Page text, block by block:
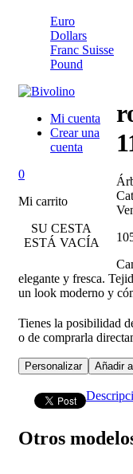
Euro
Dollars
Franc Suisse
Pound
Mi cuenta
Crear una
cuenta
0
Mi carrito
SU CESTA
ESTÁ VACÍA
elegante y fresca.
un look moderno y
Tienes la posibilidad
o de comprarla
Personalizar Añadir
Otros